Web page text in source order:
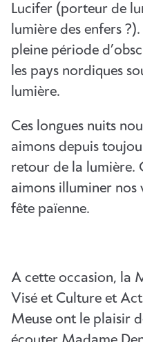
Lucifer (porteur de
lumière des enfers
pleine période
les pays nordiques
lumière.
Ces longues nuits
aimons depuis
retour de la lumière.
aimons illuminer nos
fête païenne.
A cette occasion, la
Visé et Culture et
Meuse ont le plaisir